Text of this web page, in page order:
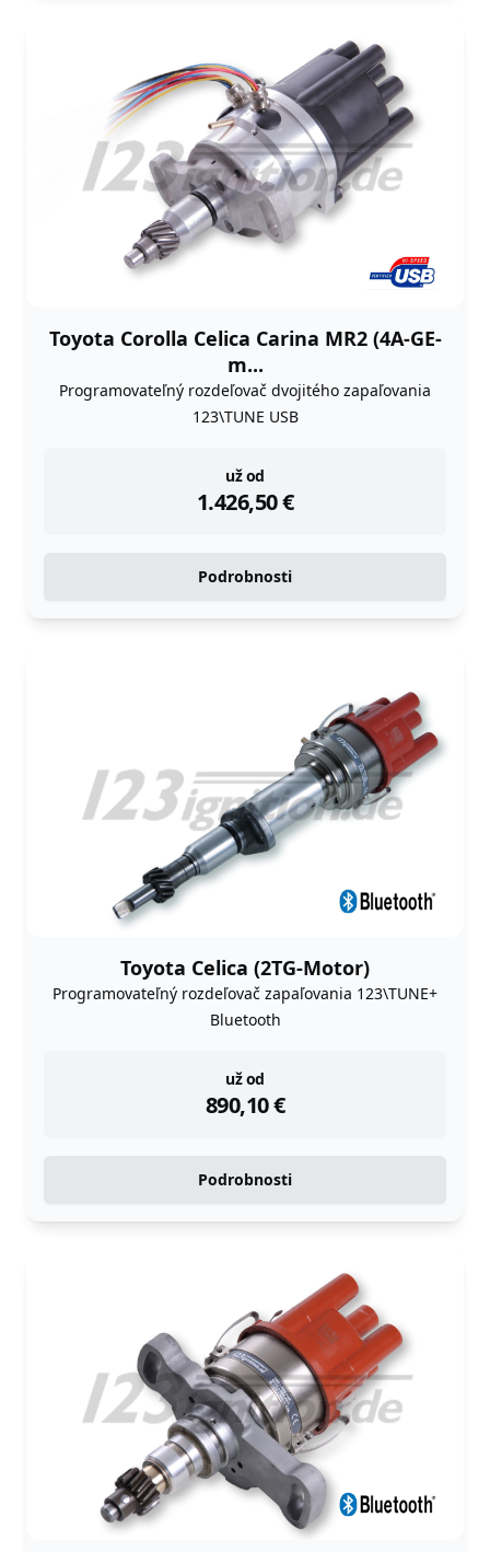
Toyota Corolla Celica Carina MR2 (4A-GE-
m...
Programovateľný rozdeľovač dvojitého zapaľovania
123\TUNE USB
už od
1.426,50€
instock
Podrobnosti
Toyota Celica (2TG-Motor)
Programovateľný rozdeľovač zapaľovania 123\TUNE+
Bluetooth
už od
890,10€
instock
Podrobnosti